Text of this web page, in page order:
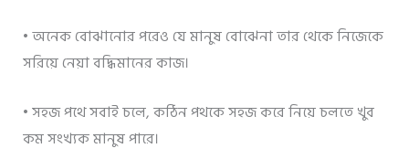
• অনেক বোঝানোর পরেও যে মানুষ বোঝেনা তার থেকে নিজেকে
সরিয়ে নেয়া বদ্ধিমানের কাজ।
• সহজ পথে সবাই চলে, কঠিন পথকে সহজ করে নিয়ে চলতে খুব
কম সংখ্যক মানুষ পারে।